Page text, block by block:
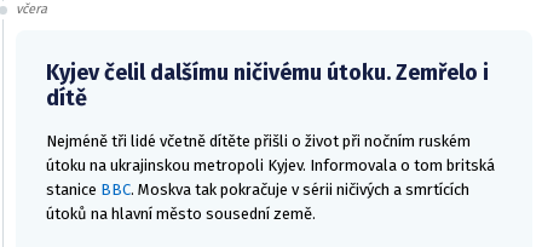
včera
Kyjev čelil dalšímu ničivému útoku. Zemřelo i
dítě
Nejméně tři lidé včetně dítěte přišli o život při nočním ruském
útoku na ukrajinskou metropoli Kyjev. Informovala o tom britská
stanice BBC. Moskva tak pokračuje v sérii ničivých a smrtících
útoků na hlavní město sousední země.